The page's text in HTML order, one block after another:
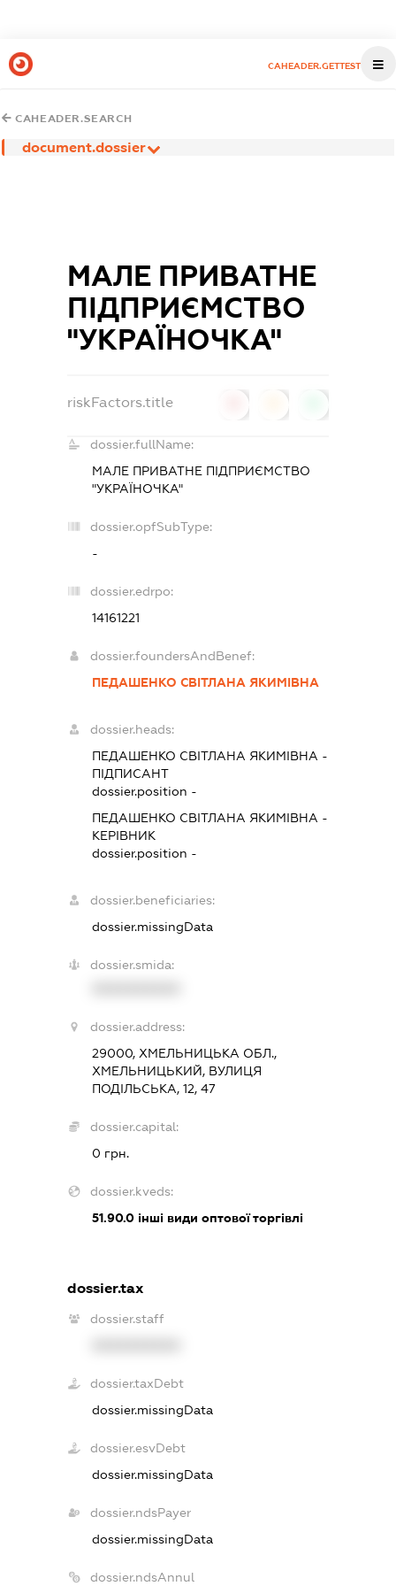
CAHEADER.GETTEST
CAHEADER.SEARCH
document.dossier
МАЛЕ ПРИВАТНЕ
ПІДПРИЄМСТВО
"УКРАЇНОЧКА"
riskFactors.title
dossier.fullName:
МАЛЕ ПРИВАТНЕ ПІДПРИЄМСТВО
"УКРАЇНОЧКА"
dossier.opfSubType:
-
dossier.edrpo:
14161221
dossier.foundersAndBenef:
ПЕДАШЕНКО СВІТЛАНА ЯКИМІВНА
dossier.heads:
ПЕДАШЕНКО СВІТЛАНА ЯКИМІВНА -
ПІДПИСАНТ
dossier.position -
ПЕДАШЕНКО СВІТЛАНА ЯКИМІВНА -
КЕРІВНИК
dossier.position -
dossier.beneficiaries:
dossier.missingData
dossier.smida:
dossier.address:
29000, ХМЕЛЬНИЦЬКА ОБЛ.,
ХМЕЛЬНИЦЬКИЙ, ВУЛИЦЯ
ПОДІЛЬСЬКА, 12, 47
dossier.capital:
0 грн.
dossier.kveds:
51.90.0 інші види оптової торгівлі
dossier.tax
dossier.staff
dossier.taxDebt
dossier.missingData
dossier.esvDebt
dossier.missingData
dossier.ndsPayer
dossier.missingData
dossier.ndsAnnul